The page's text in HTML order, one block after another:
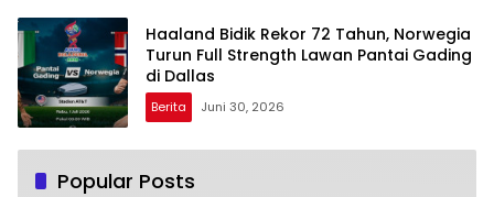
Haaland Bidik Rekor 72 Tahun, Norwegia
Turun Full Strength Lawan Pantai Gading
di Dallas
Berita Juni 30, 2026
Popular Posts